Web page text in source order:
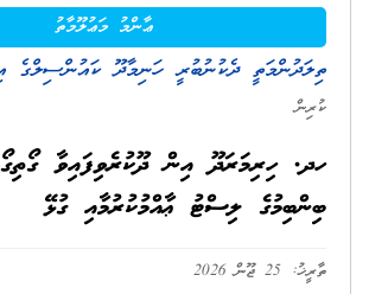
ޢާންމު މަޢުލޫމާތު
ތިލަދުންމަތީ ދެކުނުބުރީ ހަނިމާދޫ ކައުންސިލްގެ
ކުރިން
ހދ. ހިރިމަރަދޫ އިން ދޫކުރެވިފައިވާ
ބިންބިމުގެ ލިސްޓު ޢާއްމުކުރުމާއި ގުޅޭ
ތާރީޚު: 25 ޖޫން 2026